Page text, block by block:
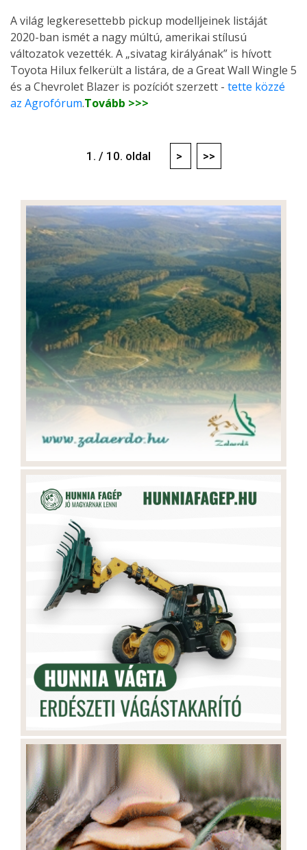
A világ legkeresettebb pickup modelljeinek listáját
2020-ban ismét a nagy múltú, amerikai stílusú
változatok vezették. A „sivatag királyának” is hívott
Toyota Hilux felkerült a listára, de a Great Wall Wingle 5
és a Chevrolet Blazer is pozíciót szerzett - tette közzé
az Agrofórum.Tovább >>>
1. / 10. oldal > >>